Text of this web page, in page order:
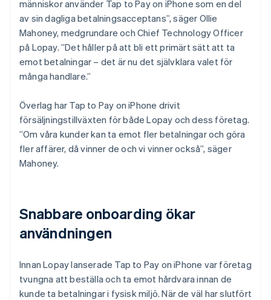
människor använder Tap to Pay on iPhone som en del
av sin dagliga betalningsacceptans”, säger Ollie
Mahoney, medgrundare och Chief Technology Officer
på Lopay. ”Det håller på att bli ett primärt sätt att ta
emot betalningar – det är nu det självklara valet för
många handlare.”
Överlag har Tap to Pay on iPhone drivit
försäljningstillväxten för både Lopay och dess företag.
”Om våra kunder kan ta emot fler betalningar och göra
fler affärer, då vinner de och vi vinner också”, säger
Mahoney.
Snabbare onboarding ökar
användningen
Innan Lopay lanserade Tap to Pay on iPhone var företag
tvungna att beställa och ta emot hårdvara innan de
kunde ta betalningar i fysisk miljö. När de väl har slutfört